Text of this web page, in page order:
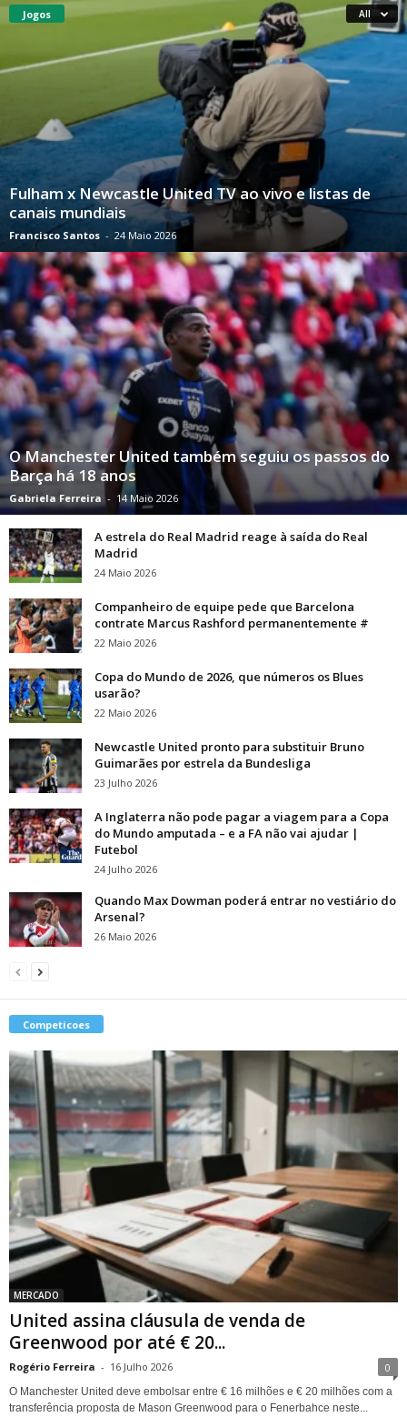
Jogos All
Fulham x Newcastle United TV ao vivo e listas de
canais mundiais
Francisco Santos - 24 Maio 2026
O Manchester United também seguiu os passos do
Barça há 18 anos
Gabriela Ferreira - 14 Maio 2026
A estrela do Real Madrid reage à saída do Real
Madrid
24 Maio 2026
Companheiro de equipe pede que Barcelona
contrate Marcus Rashford permanentemente #
22 Maio 2026
Copa do Mundo de 2026, que números os Blues
usarão?
22 Maio 2026
Newcastle United pronto para substituir Bruno
Guimarães por estrela da Bundesliga
23 Julho 2026
A Inglaterra não pode pagar a viagem para a Copa
do Mundo amputada – e a FA não vai ajudar |
Futebol
24 Julho 2026
Quando Max Dowman poderá entrar no vestiário do
Arsenal?
26 Maio 2026
Competicoes
MERCADO
United assina cláusula de venda de
Greenwood por até € 20...
Rogério Ferreira - 16 Julho 2026 0
O Manchester United deve embolsar entre € 16 milhões e € 20 milhões com a
transferência proposta de Mason Greenwood para o Fenerbahce neste...